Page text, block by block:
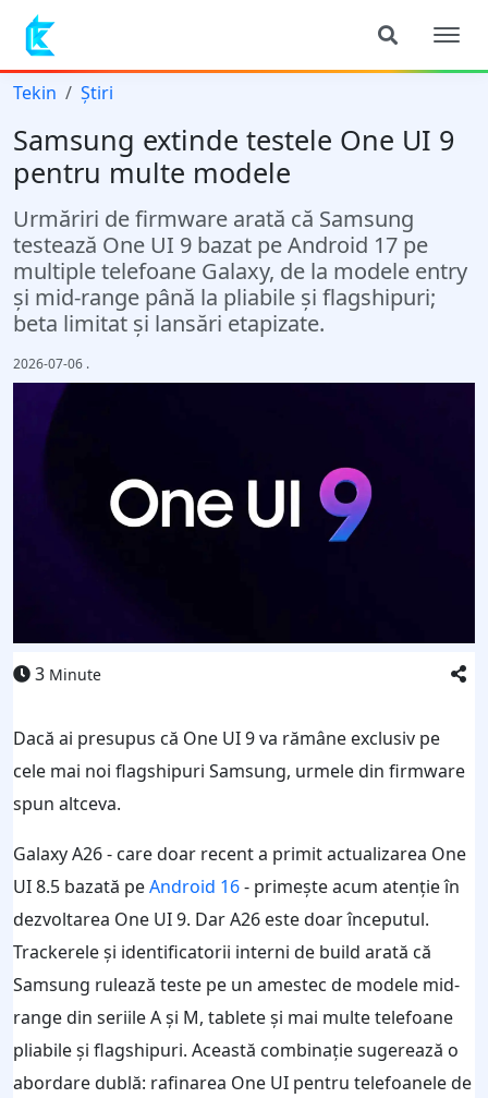
Tekin Știri
Samsung extinde testele One UI 9
pentru multe modele
Urmăriri de firmware arată că Samsung
testează One UI 9 bazat pe Android 17 pe
multiple telefoane Galaxy, de la modele entry
și mid-range până la pliabile și flagshipuri;
beta limitat și lansări etapizate.
2026-07-06 .
3 Minute
Dacă ai presupus că One UI 9 va rămâne exclusiv pe
cele mai noi flagshipuri Samsung, urmele din firmware
spun altceva.
Galaxy A26 - care doar recent a primit actualizarea One
UI 8.5 bazată peAndroid 16- primește acum atenție în
dezvoltarea One UI 9. Dar A26 este doar începutul.
Trackerele și identificatorii interni de build arată că
Samsung rulează teste pe un amestec de modele mid-
range din seriile A și M, tablete și mai multe telefoane
pliabile și flagshipuri. Această combinație sugerează o
abordare dublă: rafinarea One UI pentru telefoanele de